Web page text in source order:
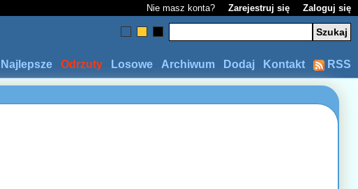
Nie masz konta? Zarejestruj się Zaloguj się
RSS
Kontakt
Dodaj
Archiwum
Losowe
Odrzuty
Najlepsze